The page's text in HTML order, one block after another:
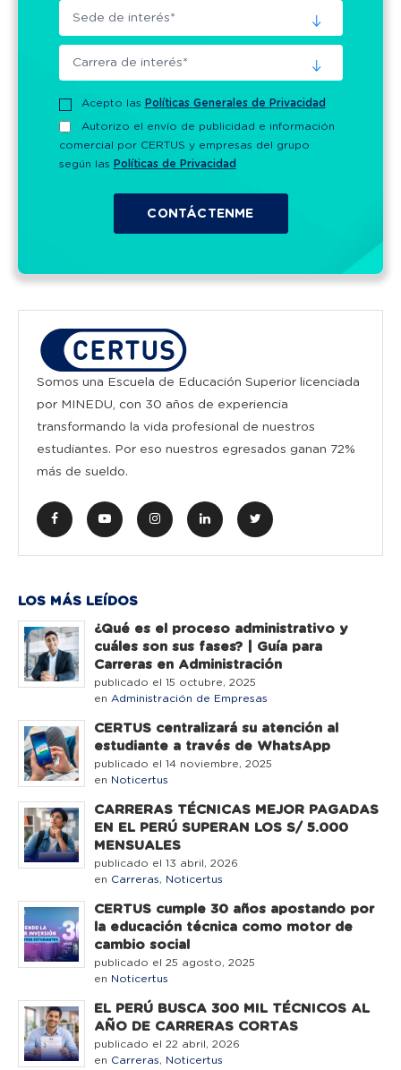
Acepto las Políticas Generales de Privacidad
Autorizo el envío de publicidad e información
comercial por CERTUS y empresas del grupo
según las Políticas de Privacidad
Somos una Escuela de Educación Superior licenciada
por MINEDU, con 30 años de experiencia
transformando la vida profesional de nuestros
estudiantes. Por eso nuestros egresados ganan 72%
más de sueldo.
LOS MÁS LEÍDOS
¿Qué es el proceso administrativo y
cuáles son sus fases? | Guía para
Carreras en Administración
publicado el 15 octubre, 2025
en Administración de Empresas
CERTUS centralizará su atención al
estudiante a través de WhatsApp
publicado el 14 noviembre, 2025
en Noticertus
CARRERAS TÉCNICAS MEJOR PAGADAS
EN EL PERÚ SUPERAN LOS S/ 5.000
MENSUALES
publicado el 13 abril, 2026
en Carreras, Noticertus
CERTUS cumple 30 años apostando por
la educación técnica como motor de
cambio social
publicado el 25 agosto, 2025
en Noticertus
EL PERÚ BUSCA 300 MIL TÉCNICOS AL
AÑO DE CARRERAS CORTAS
publicado el 22 abril, 2026
en Carreras, Noticertus